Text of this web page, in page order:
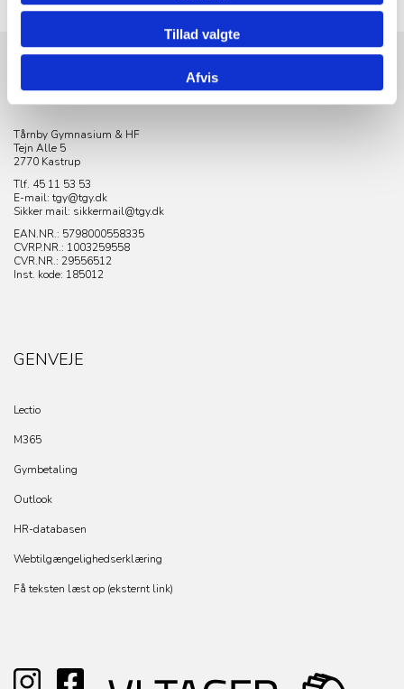
Tillad valgte
Afvis
KONTAKT
Tårnby Gymnasium & HF
Tejn Alle 5
2770 Kastrup
Tlf. 45 11 53 53
E-mail: tgy@tgy.dk
Sikker mail: sikkermail@tgy.dk
EAN.NR.: 5798000558335
CVRP.NR.: 1003259558
CVR.NR.: 29556512
Inst. kode: 185012
GENVEJE
Lectio
M365
Gymbetaling
Outlook
HR-databasen
Webtilgængelighedserklæring
Få teksten læst op (eksternt link)